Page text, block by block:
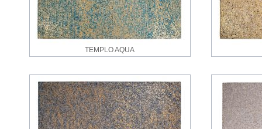
TEMPLO AQUA